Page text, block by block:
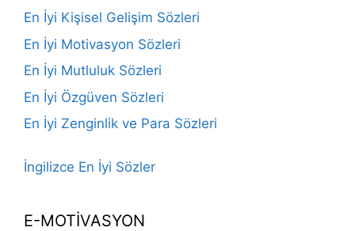
En İyi Kişisel Gelişim Sözleri
En İyi Motivasyon Sözleri
En İyi Mutluluk Sözleri
En İyi Özgüven Sözleri
En İyi Zenginlik ve Para Sözleri
İngilizce En İyi Sözler
E-MOTİVASYON